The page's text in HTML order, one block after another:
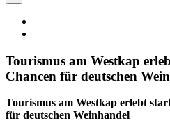
Tourismus am Westkap
Chancen für deutschen
Tourismus am Westkap erlebt
für deutschen Weinhandel